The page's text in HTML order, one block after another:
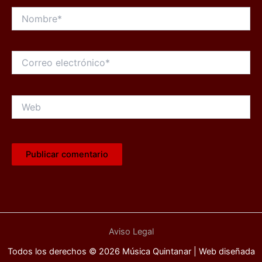
electrónico*
Aviso Legal
Todos los derechos © 2026 Música Quintanar | Web diseñada